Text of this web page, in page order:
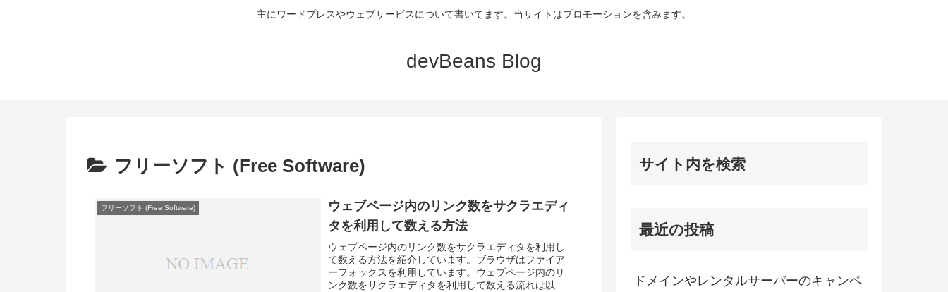
主にワードプレスやウェブサービスについて書いてます。当サイトはプロモーションを含みます。
devBeans Blog
フリーソフト (Free Software)
フリーソフト (Free Software)
ウェブページ内のリンク数をサクラエディ
タを利用して数える方法
ウェブページ内のリンク数をサクラエディタを利用し
て数える方法を紹介しています。ブラウザはファイア
ーフォックスを利用しています。ウェブページ内のリ
ンク数をサクラエディタを利用して数える流れは以下
サイト内を検索
最近の投稿
ドメインやレンタルサーバーのキャンペ